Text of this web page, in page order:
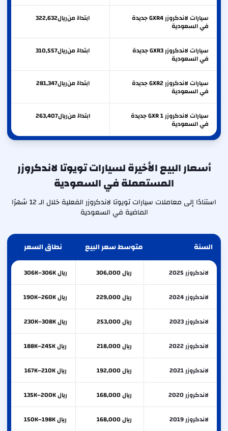
سيارات لاندكروزر GXR4 جديدة
في السعودية
ابتداءً منريال322,632
سيارات لاندكروزر GXR3 جديدة
في السعودية
ابتداءً منريال310,557
سيارات لاندكروزر GXR2 جديدة
في السعودية
ابتداءً منريال281,347
سيارات لاندكروزر GXR 1 جديدة
في السعودية
ابتداءً منريال263,407
أسعار البيع الأخيرة لسيارات تويوتا لاندكروزر
المستعملة في السعودية
استنادًا إلى معاملات سيارات تويوتا لاندكروزر الفعلية خلال الـ 12 شهرًا
الماضية في السعودية
السنة متوسط سعر البيع نطاق السعر
لاندكروزر 2025 ريال 306,000 ريال 306K–306K
لاندكروزر 2024 ريال 229,000 ريال 190K–260K
لاندكروزر 2023 ريال 253,000 ريال 230K–308K
لاندكروزر 2022 ريال 218,000 ريال 188K–245K
لاندكروزر 2021 ريال 192,000 ريال 167K–210K
لاندكروزر 2020 ريال 168,000 ريال 135K–200K
لاندكروزر 2019 ريال 168,000 ريال 150K–198K